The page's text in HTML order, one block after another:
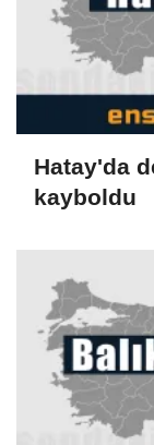
Hatay'da
kayboldu